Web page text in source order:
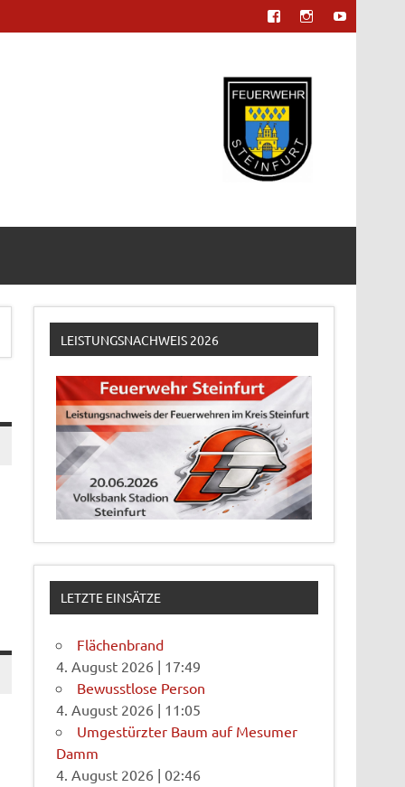
LEISTUNGSNACHWEIS 2026
LETZTE EINSÄTZE
Flächenbrand
4. August 2026 | 17:49
Bewusstlose Person
4. August 2026 | 11:05
Umgestürzter Baum auf Mesumer
Damm
4. August 2026 |02:46